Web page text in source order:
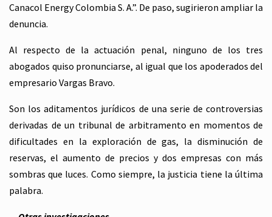
Canacol Energy Colombia S. A.”. De paso, sugirieron ampliar la
denuncia.
Al respecto de la actuación penal, ninguno de los tres
abogados quiso pronunciarse, al igual que los apoderados del
empresario Vargas Bravo.
Son los aditamentos jurídicos de una serie de controversias
derivadas de un tribunal de arbitramento en momentos de
dificultades en la exploración de gas, la disminución de
reservas, el aumento de precios y dos empresas con más
sombras que luces. Como siempre, la justicia tiene la última
palabra.